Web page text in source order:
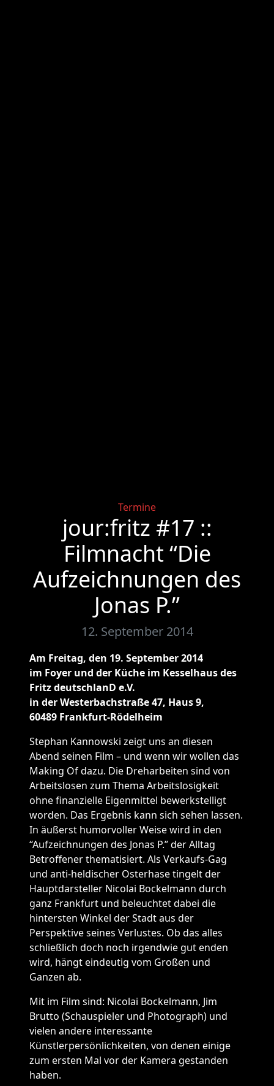
Categories
Termine
jour:fritz #17 ::
Filmnacht “Die
Aufzeichnungen des
Jonas P.”
12. September 2014
Am Freitag, den 19. September 2014
im Foyer und der Küche im Kesselhaus des
Fritz deutschlanD e.V.
in der Westerbachstraße 47, Haus 9,
60489 Frankfurt-Rödelheim
Stephan Kannowski zeigt uns an diesen
Abend seinen Film – und wenn wir wollen das
Making Of dazu. Die Dreharbeiten sind von
Arbeitslosen zum Thema Arbeitslosigkeit
ohne finanzielle Eigenmittel bewerkstelligt
worden. Das Ergebnis kann sich sehen lassen.
In äußerst humorvoller Weise wird in den
“Aufzeichnungen des Jonas P.” der Alltag
Betroffener thematisiert. Als Verkaufs-Gag
und anti-heldischer Osterhase tingelt der
Hauptdarsteller Nicolai Bockelmann durch
ganz Frankfurt und beleuchtet dabei die
hintersten Winkel der Stadt aus der
Perspektive seines Verlustes. Ob das alles
schließlich doch noch irgendwie gut enden
wird, hängt eindeutig vom Großen und
Ganzen ab.
Mit im Film sind: Nicolai Bockelmann, Jim
Brutto (Schauspieler und Photograph) und
vielen andere interessante
Künstlerpersönlichkeiten, von denen einige
zum ersten Mal vor der Kamera gestanden
haben.